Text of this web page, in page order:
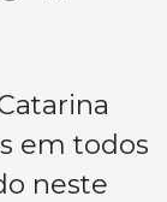
em todos
neste